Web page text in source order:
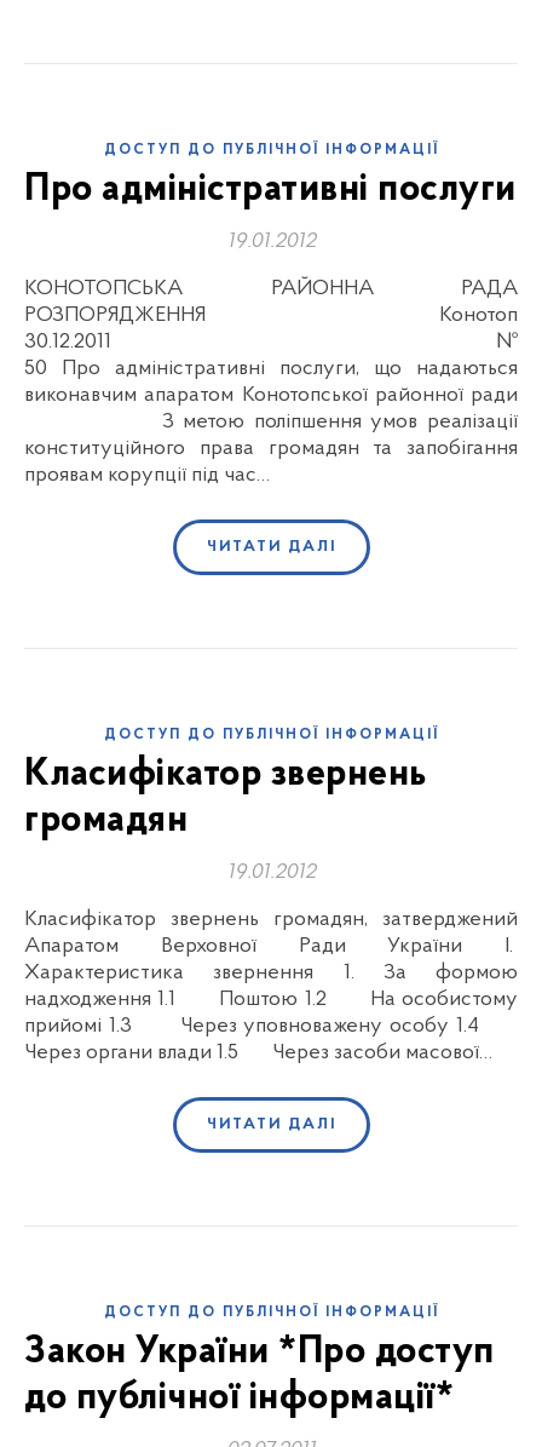
ДОСТУП ДО ПУБЛІЧНОЇ ІНФОРМАЦІЇ
Про адміністративні послуги
19.01.2012
КОНОТОПСЬКА РАЙОННА РАДА
РОЗПОРЯДЖЕННЯ Конотоп
30.12.2011 №
50 Про адміністративні послуги, що надаються
виконавчим апаратом Конотопської районної ради
З метою поліпшення умов реалізації
конституційного права громадян та запобігання
проявам корупції під час…
ЧИТАТИ ДАЛІ
ДОСТУП ДО ПУБЛІЧНОЇ ІНФОРМАЦІЇ
Класифікатор звернень
громадян
19.01.2012
Класифікатор звернень громадян, затверджений
Апаратом Верховної Ради України І.
Характеристика звернення 1. За формою
надходження 1.1 Поштою 1.2 На особистому
прийомі 1.3 Через уповноважену особу 1.4
Через органи влади 1.5 Через засоби масової…
ЧИТАТИ ДАЛІ
ДОСТУП ДО ПУБЛІЧНОЇ ІНФОРМАЦІЇ
Закон України *Про доступ
до публічної інформації*